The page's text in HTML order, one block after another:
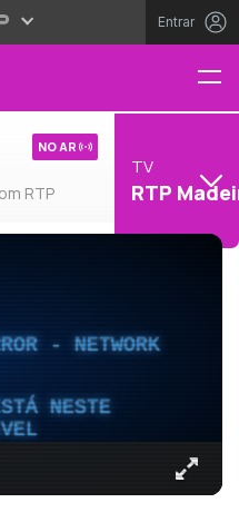
Entrar
RTP
NO AR
TV
RTP
- NETWORK
NESTE